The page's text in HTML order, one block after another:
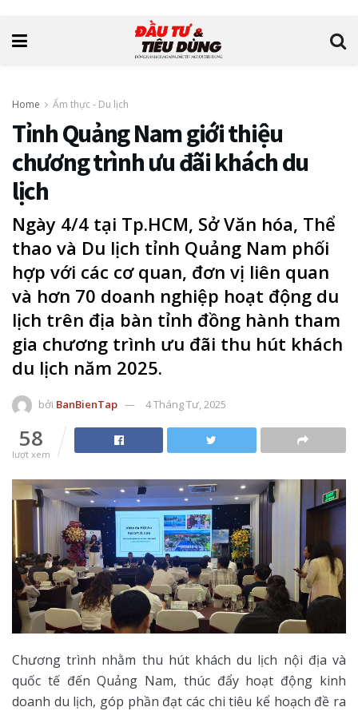
Home Ẩm thực - Du lịch
Tỉnh Quảng Nam giới thiệu
chương trình ưu đãi khách du
lịch
Ngày 4/4 tại Tp.HCM, Sở Văn hóa, Thể
thao và Du lịch tỉnh Quảng Nam phối
hợp với các cơ quan, đơn vị liên quan
và hơn 70 doanh nghiệp hoạt động du
lịch trên địa bàn tỉnh đồng hành tham
gia chương trình ưu đãi thu hút khách
du lịch năm 2025.
bởi BanBienTap 4 Tháng Tư, 2025
58
lượt xem
Chương trình nhằm thu hút khách du lịch nội địa và
quốc tế đến Quảng Nam, thúc đẩy hoạt động kinh
doanh du lịch, góp phần đạt các chi tiêu kể hoạch đề ra